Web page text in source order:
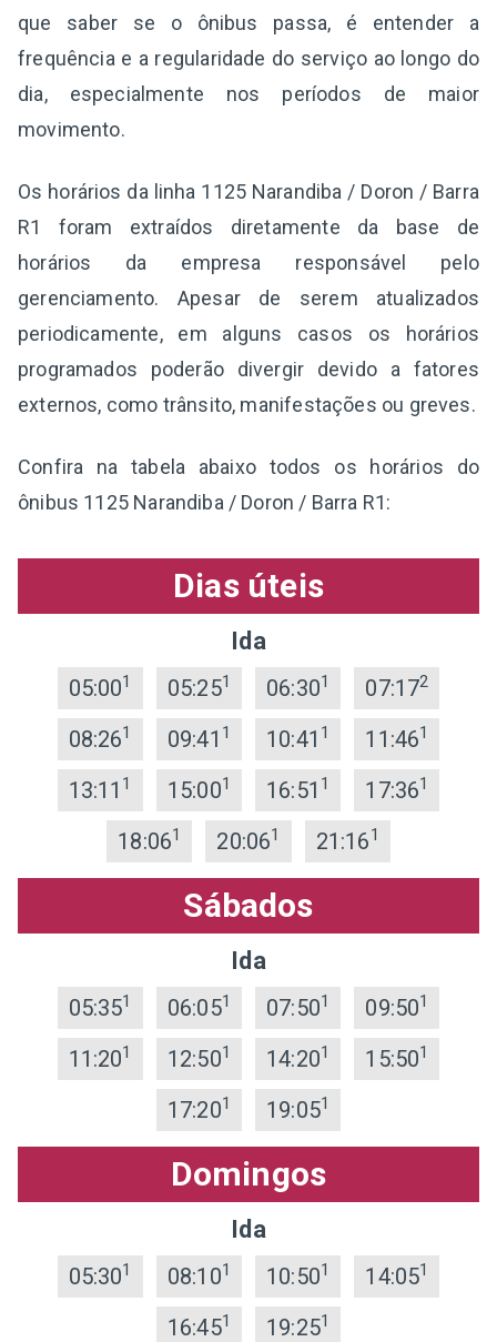
que saber se o ônibus passa, é entender a
frequência e a regularidade do serviço ao longo do
dia, especialmente nos períodos de maior
movimento.
Os horários da linha 1125 Narandiba / Doron / Barra
R1 foram extraídos diretamente da base de
horários da empresa responsável pelo
gerenciamento. Apesar de serem atualizados
periodicamente, em alguns casos os horários
programados poderão divergir devido a fatores
externos, como trânsito, manifestações ou greves.
Confira na tabela abaixo todos os horários do
ônibus 1125 Narandiba / Doron / Barra R1:
Dias úteis
Ida
05:001 05:251 06:301 07:172
08:261 09:41 1 10:41 1 11:461
13:11 1 15:001 16:51 1 17:361
18:061 20:061 21:161
Sábados
Ida
05:351 06:051 07:501 09:501
11:201 12:501 14:201 15:501
17:201 19:051
Domingos
Ida
05:301 08:101 10:501 14:051
16:451 19:251